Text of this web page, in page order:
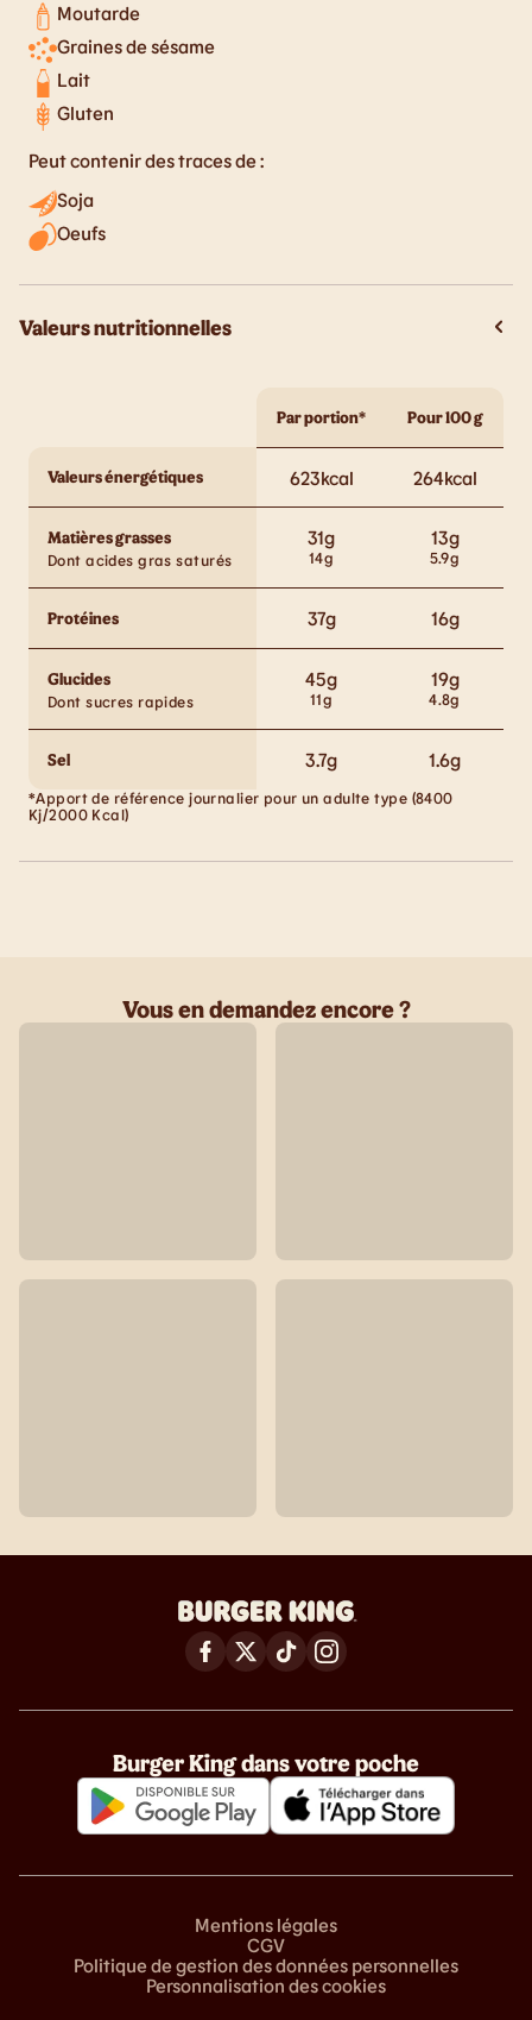
Moutarde
Graines de sésame
Lait
Gluten
Peut contenir des traces de :
Soja
Oeufs
Valeurs nutritionnelles
Par portion* Pour 100 g
Valeurs énergétiques 623kcal 264kcal
Matières grasses 31g 13g
Dont acides gras saturés 14g 5.9g
Protéines 37g 16g
Glucides 45g 19g
Dont sucres rapides 11g 4.8g
Sel 3.7g 1.6g
*Apport de référence journalier pour un adulte type (8400
Kj/2000 Kcal)
Vous en demandez encore ?
Burger King dans votre poche
Mentions légales
CGV
Politique de gestion des données personnelles
Personnalisation des cookies